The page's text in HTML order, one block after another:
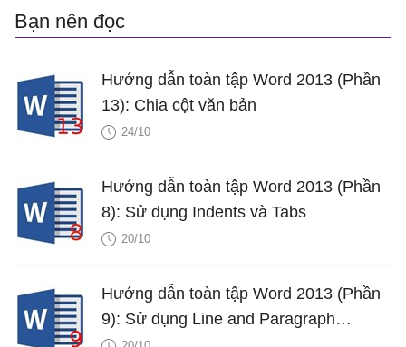
Bạn nên đọc
Hướng dẫn toàn tập Word 2013 (Phần
13): Chia cột văn bản
24/10
Hướng dẫn toàn tập Word 2013 (Phần
8): Sử dụng Indents và Tabs
20/10
Hướng dẫn toàn tập Word 2013 (Phần
9): Sử dụng Line and Paragraph